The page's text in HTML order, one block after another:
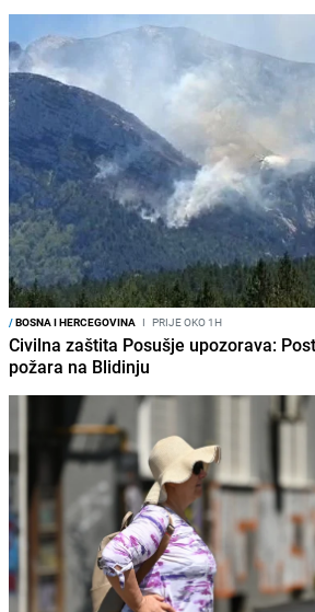
/BOSNA I HERCEGOVINA I PRIJE OKO 1H
Civilna zaštita Posušje upozorava:
požara na Blidinju